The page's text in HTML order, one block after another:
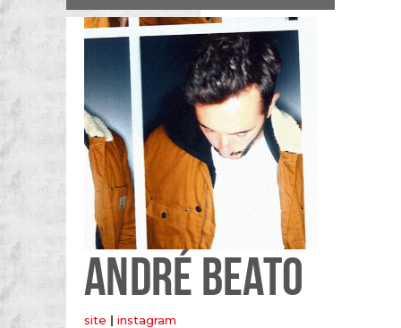
ANDRÉ BEATO
site | instagram